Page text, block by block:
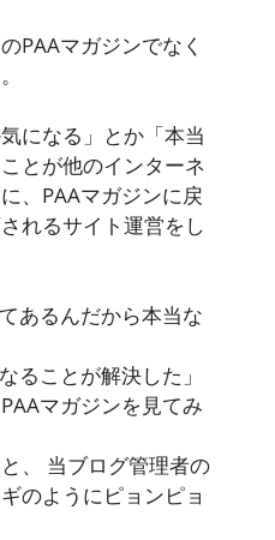
PAAマガジンでなく
になる」とか「本当
とが他のインターネ
、PAAマガジンに戻
れるサイト運営をし
あるんだから本当な
ることが解決した」
マガジンを見てみ
、 当ブログ管理者の
のようにピョンピョ